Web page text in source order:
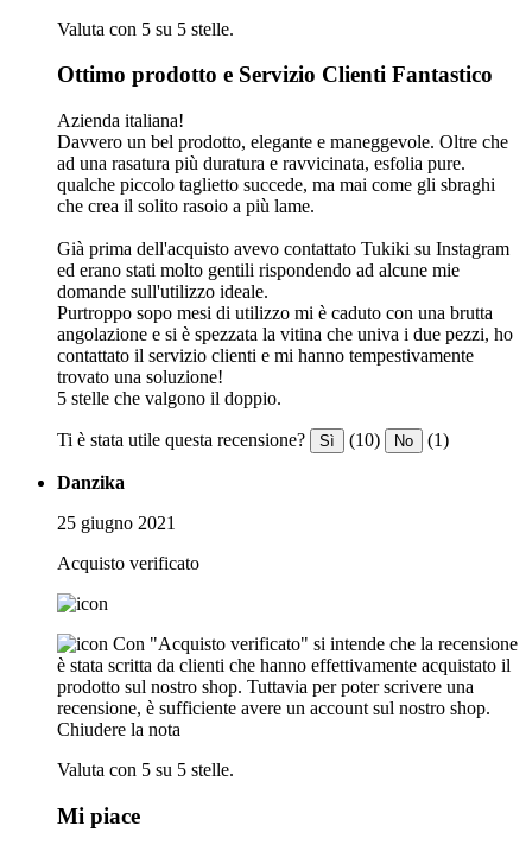
Valuta con 5 su 5 stelle.
Ottimo prodotto e Servizio Clienti Fantastico
Azienda italiana!
Davvero un bel prodotto, elegante e maneggevole. Oltre che
ad una rasatura più duratura e ravvicinata, esfolia pure.
qualche piccolo taglietto succede, ma mai come gli sbraghi
che crea il solito rasoio a più lame.
Già prima dell'acquisto avevo contattato Tukiki su Instagram
ed erano stati molto gentili rispondendo ad alcune mie
domande sull'utilizzo ideale.
Purtroppo sopo mesi di utilizzo mi è caduto con una brutta
angolazione e si è spezzata la vitina che univa i due pezzi, ho
contattato il servizio clienti e mi hanno tempestivamente
trovato una soluzione!
5 stelle che valgono il doppio.
Ti è stata utile questa recensione? Sì (10) No (1)
Danzika
25 giugno 2021
Acquisto verificato
Con "Acquisto verificato" si intende che la recensione
è stata scritta da clienti che hanno effettivamente acquistato il
prodotto sul nostro shop. Tuttavia per poter scrivere una
recensione, è sufficiente avere un account sul nostro shop.
Chiudere la nota
Valuta con 5 su 5 stelle.
Mi piace